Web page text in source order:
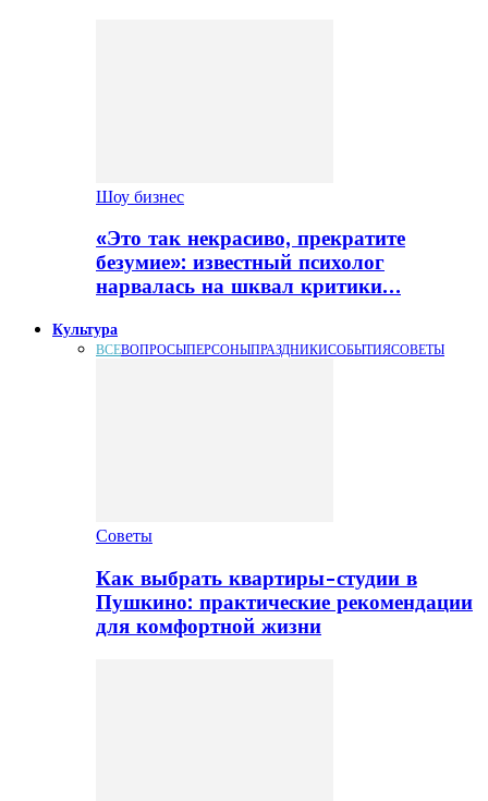
Шоу бизнес
«Это так некрасиво, прекратите
безумие»: известный психолог
нарвалась на шквал критики…
Культура
ВСЕВОПРОСЫПЕРСОНЫПРАЗДНИКИСОБЫТИЯСОВЕТЫ
Советы
Как выбрать квартиры-студии в
Пушкино: практические рекомендации
для комфортной жизни